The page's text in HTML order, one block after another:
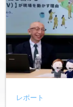
レポート